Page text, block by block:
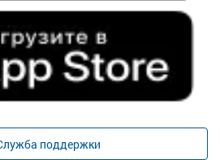
поддержки